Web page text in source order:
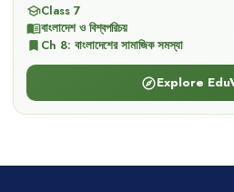
schoolClass 7
menu_bookবাংলাদেশ ও বিশ্বপরিচয়
bookmark Ch 8: বাংলাদেশের সামাজিক সমস্যা
exploreExplore